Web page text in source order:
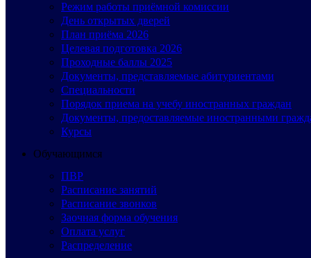
Режим работы приёмной комиссии
День открытых дверей
План приёма 2026
Целевая подготовка 2026
Проходные баллы 2025
Документы, представляемые абитуриентами
Специальности
Порядок приема на учебу иностранных граждан
Документы, предоставляемые иностранными
Курсы
Обучающимся
ПВР
Расписание занятий
Расписание звонков
Заочная форма обучения
Оплата услуг
Распределение